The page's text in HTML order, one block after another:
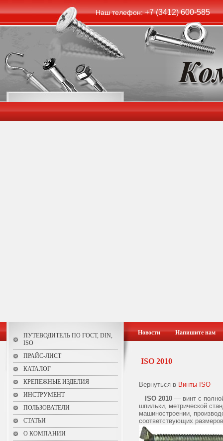
Наш телефон:+7 (3412) 600-585
ПУТЕВОДИТЕЛЬ ПО ГОСТ, DIN,
ISO
ПРАЙС-ЛИСТ
КАТАЛОГ
КРЕПЕЖНЫЕ ИЗДЕЛИЯ
ИНСТРУМЕНТ
ПОЛЬЗОВАТЕЛИ
СТАТЬИ
О КОМПАНИИ
Новости Напишите нам
ISO 2010
Вернуться в Винты ISO
ISO 2010 — винт с
шпильки, метрической
машиностроении,
соответствующих